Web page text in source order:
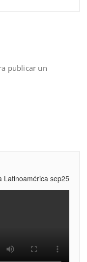
publicar un
Latinoamérica sep25